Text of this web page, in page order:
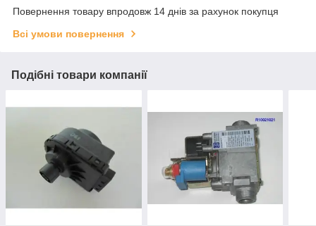
Повернення товару впродовж 14 днів за рахунок покупця
Всі умови повернення
Подібні товари компанії